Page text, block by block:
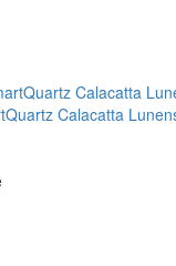
Calacatta